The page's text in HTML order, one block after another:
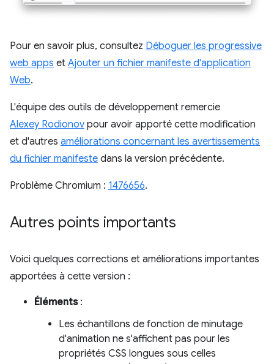
Pour en savoir plus, consultez Déboguer les progressive
web apps et Ajouter un fichier manifeste d'application
Web.
L'équipe des outils de développement remercie
Alexey Rodionov pour avoir apporté cette modification
et d'autres améliorations concernant les avertissements
du fichier manifeste dans la version précédente.
Problème Chromium : 1476656.
Autres points importants
Voici quelques corrections et améliorations importantes
apportées à cette version :
Éléments:
Les échantillons de fonction de minutage
d'animation ne s'affichent pas pour les
propriétés CSS longues sous celles